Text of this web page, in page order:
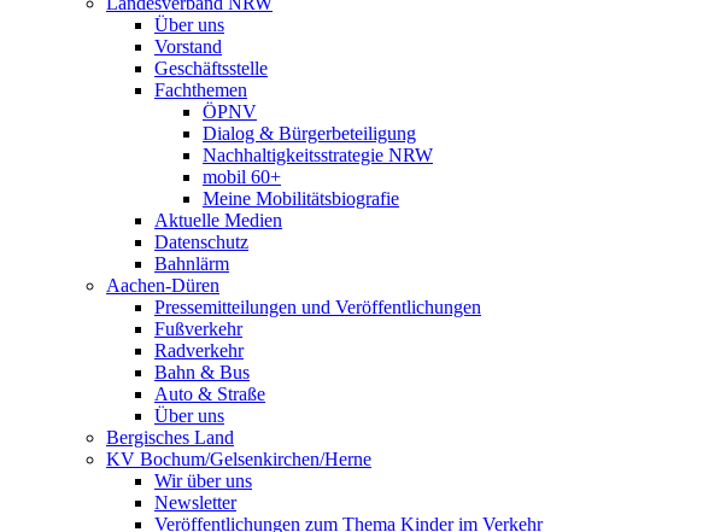
Über uns
Vorstand
Geschäftsstelle
Fachthemen
ÖPNV
Dialog & Bürgerbeteiligung
Nachhaltigkeitsstrategie NRW
mobil 60+
Meine Mobilitätsbiografie
Aktuelle Medien
Datenschutz
Bahnlärm
Aachen-Düren
Pressemitteilungen und Veröffentlichungen
Fußverkehr
Radverkehr
Bahn & Bus
Auto & Straße
Über uns
Bergisches Land
KV Bochum/Gelsenkirchen/Herne
Wir über uns
Newsletter
Veröffentlichungen zum Thema Kinder im Verkehr